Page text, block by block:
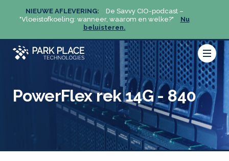
NIEUWE AFLEVERING:
De Savvy CIO-podcast –
"Vloeistofkoeling: wanneer, waarom en welke?"
Nu
beluisteren.
PowerFlex rek 14G - 840